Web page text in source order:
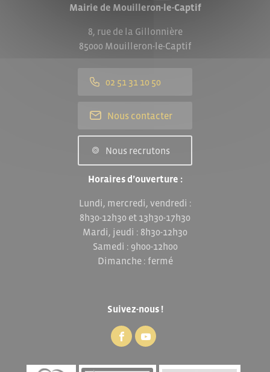
Mairie de Mouilleron-le-Captif
8, rue de la Gillonnière
85000 Mouilleron-le-Captif
02 51 31 10 50
Nous contacter
Nous recrutons
Horaires d’ouverture :
Lundi, mercredi, vendredi :
8h30-12h30 et 13h30-17h30
Mardi, jeudi : 8h30-12h30
Samedi : 9h00-12h00
Dimanche : fermé
Suivez-nous !